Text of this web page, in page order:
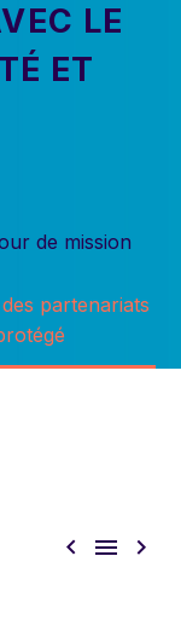
LE
ET
de mission
partenariats
  